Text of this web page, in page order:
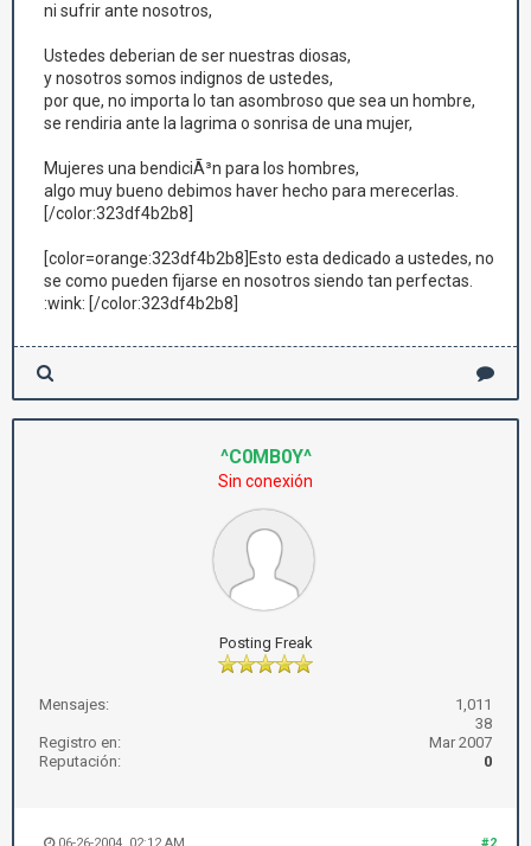
ni sufrir ante nosotros,
Ustedes deberian de ser nuestras diosas,
y nosotros somos indignos de ustedes,
por que, no importa lo tan asombroso que sea un hombre,
se rendiria ante la lagrima o sonrisa de una mujer,
Mujeres una bendiciÃ³n para los hombres,
algo muy bueno debimos haver hecho para merecerlas.
[/color:323df4b2b8]
[color=orange:323df4b2b8]Esto esta dedicado a ustedes, no
se como pueden fijarse en nosotros siendo tan perfectas.
:wink: [/color:323df4b2b8]
^C0MB0Y^
Sin conexión
Posting Freak
Mensajes:
1,011
38
Registro en:
Mar 2007
Reputación:
0